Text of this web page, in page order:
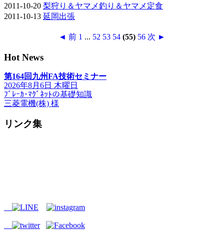
2011-10-20 梨狩り＆ヤマメ釣り＆ヤマメ定食
2011-10-13 延岡出張
◄ 前 1 ... 52 53 54 (55) 56 次 ►
Hot News
第164回九州FA技術セミナー
2026年8月6日 木曜日
ﾌﾞﾚｰｶ･ﾏｸﾞﾈｯﾄの基礎知識
三菱電機(株) 様
リンク集